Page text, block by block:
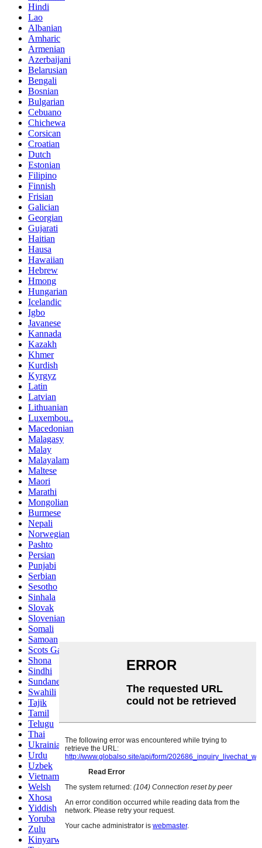
Hindi
Lao
Albanian
Amharic
Armenian
Azerbaijani
Belarusian
Bengali
Bosnian
Bulgarian
Cebuano
Chichewa
Corsican
Croatian
Dutch
Estonian
Filipino
Finnish
Frisian
Galician
Georgian
Gujarati
Haitian
Hausa
Hawaiian
Hebrew
Hmong
Hungarian
Icelandic
Igbo
Javanese
Kannada
Kazakh
Khmer
Kurdish
Kyrgyz
Latin
Latvian
Lithuanian
Luxembou..
Macedonian
Malagasy
Malay
Malayalam
Maltese
Maori
Marathi
Mongolian
Burmese
Nepali
Norwegian
Pashto
Persian
Punjabi
Serbian
Sesotho
Sinhala
Slovak
Slovenian
Somali
Samoan
Scots Gaelic
Shona
Sindhi
Sundanese
Swahili
Tajik
Tamil
Telugu
Thai
Ukrainian
Urdu
Uzbek
Vietnamese
Welsh
Xhosa
Yiddish
Yoruba
Zulu
Kinyarwanda